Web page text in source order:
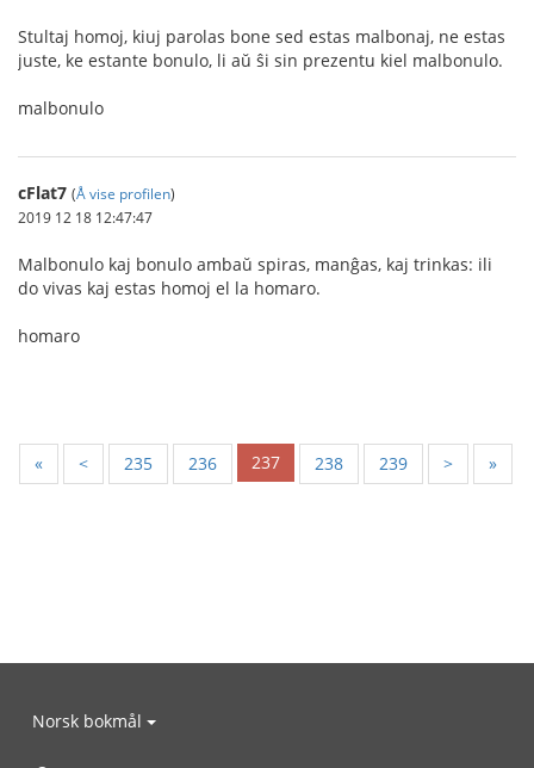
Stultaj homoj, kiuj parolas bone sed estas malbonaj, ne estas
juste, ke estante bonulo, li aŭ ŝi sin prezentu kiel malbonulo.
malbonulo
cFlat7 (Å vise profilen)
2019 12 18 12:47:47
Malbonulo kaj bonulo ambaŭ spiras, manĝas, kaj trinkas: ili
do vivas kaj estas homoj el la homaro.
homaro
« < 235 236 237 238 239 > »
Norsk bokmål